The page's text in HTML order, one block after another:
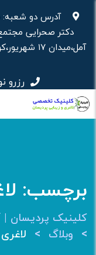
محتوا
آدرس دو شعبه:
رزرو
برچسب:
کلینیک پردیسان |
> وبلاگ >